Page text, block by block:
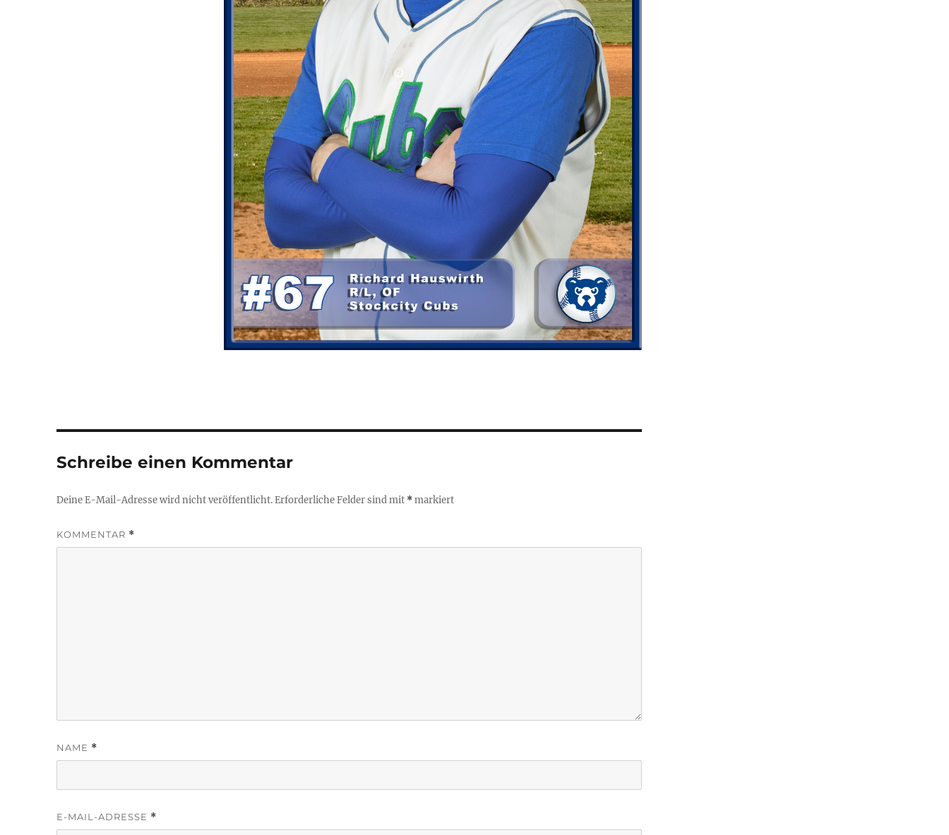
Schreibe einen Kommentar
Deine E-Mail-Adresse wird nicht veröffentlicht.Erforderliche Felder sind mit *markiert
KOMMENTAR *
NAME *
E-MAIL-ADRESSE *